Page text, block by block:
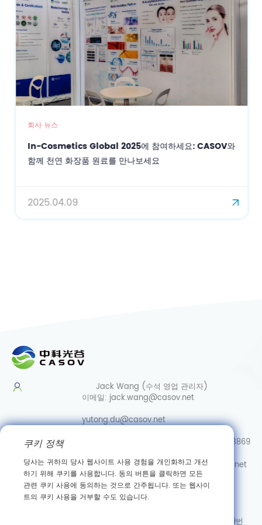
회사 뉴스
In-Cosmetics Global 2025에 참여하세요: CASOV와
함께 천연 화장품 원료를 만나보세요
2025.04.09
Jack Wang (수석 영업 관리자)
이메일: jack.wang@casov.net
yutong.du@casov.net
0086-13035103869
서비스 및 제안이메일:info@casovbio.net
직통/Whatsapp/Wechat:0086-
15307143249
주소: 후베이성 우한시 둥후 신기술 개발구 가오커위안 3로 89번
쿠키 정책
당사는 귀하의 당사 웹사이트 사용 경험을 개인화하고 개선
하기 위해 쿠키를 사용합니다. 동의 버튼을 클릭하면 모든
관련 쿠키 사용에 동의하는 것으로 간주됩니다. 또는 웹사이
트의 쿠키 사용을 거부할 수도 있습니다.